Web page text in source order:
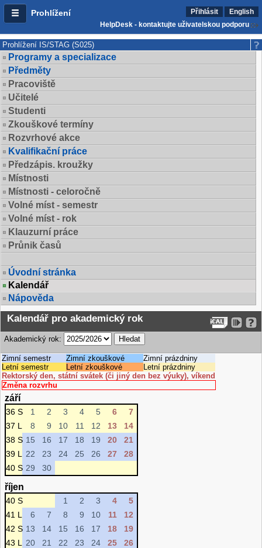
Prohlížení Přihlásit
English
HelpDesk - kontaktujte uživatelskou podporu
Prohlížení IS/STAG (S025)
Programy a specializace
Předměty
Pracoviště
Učitelé
Studenti
Zkouškové termíny
Rozvrhové akce
Kvalifikační práce
Předzápis. kroužky
Místnosti
Místnosti - celoročně
Volné míst - semestr
Volné míst - rok
Klauzurní práce
Průnik časů
Úvodní stránka
Kalendář
Nápověda
Kalendář pro akademický rok
Akademický rok:
Zimní semestr Zimní zkouškové
Zimní prázdniny
Letní semestr
Letní zkouškové
Letní prázdniny
Rektorský den, státní svátek (či jiný den bez výuky), víkend
Změna rozvrhu
září
36 S 1 2 3 4 5 6
7
37 L
8 9 10 11 12 13
14
38 S 15 16 17 18 19 20
21
39 L
22 23 24 25 26 27
28
40 S 29 30
říjen
40 S 1 2 3 4
5
41 L
6 7 8 9 10 11
12
42 S 13 14 15 16 17 18
19
43 L
20 21 22 23 24 25
26